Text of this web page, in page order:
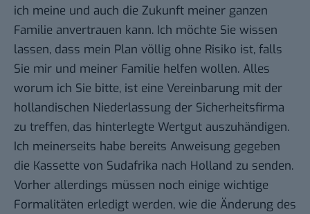
ich meine und auch die Zukunft meiner ganzen
Familie anvertrauen kann. Ich möchte Sie wissen
lassen, dass mein Plan völlig ohne Risiko ist, falls
Sie mir und meiner Familie helfen wollen. Alles
worum ich Sie bitte, ist eine Vereinbarung mit der
hollandischen Niederlassung der Sicherheitsfirma
zu treffen, das hinterlegte Wertgut auszuhändigen.
Ich meinerseits habe bereits Anweisung gegeben
die Kassette von Sudafrika nach Holland zu senden.
Vorher allerdings müssen noch einige wichtige
Formalitäten erledigt werden, wie die Änderung des